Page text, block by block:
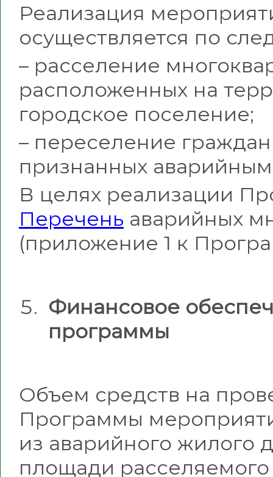
Реализация
осуществляется по
– расселение
расположенных на
городское поселение;
– переселение
признанных
В целях реализации
Перечень аварийных
(приложение 1 к
Финансовое
программы
Объем средств на
Программы
из аварийного жилого
площади